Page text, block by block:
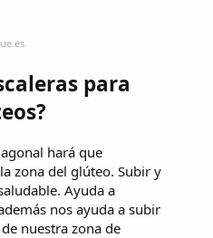
para
hará que
zona del glúteo. Subir y
Ayuda a
nos ayuda a subir
nuestra zona de